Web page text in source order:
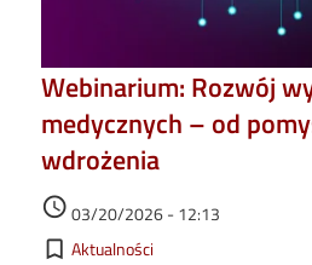
Webinarium: Rozwój
medycznych – od
wdrożenia
access_time 03/20/2026 - 12:13
bookmark_border Kategorie
Aktualności